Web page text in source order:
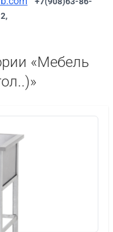
«Мебель